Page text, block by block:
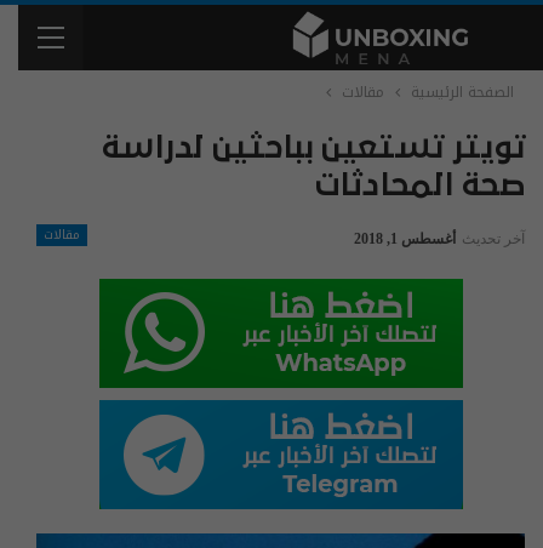
الصفحة الرئيسية مقالات
تويتر تستعين بباحثين لدراسة
صحة المحادثات
مقالات آخر تحديث أغسطس 1, 2018